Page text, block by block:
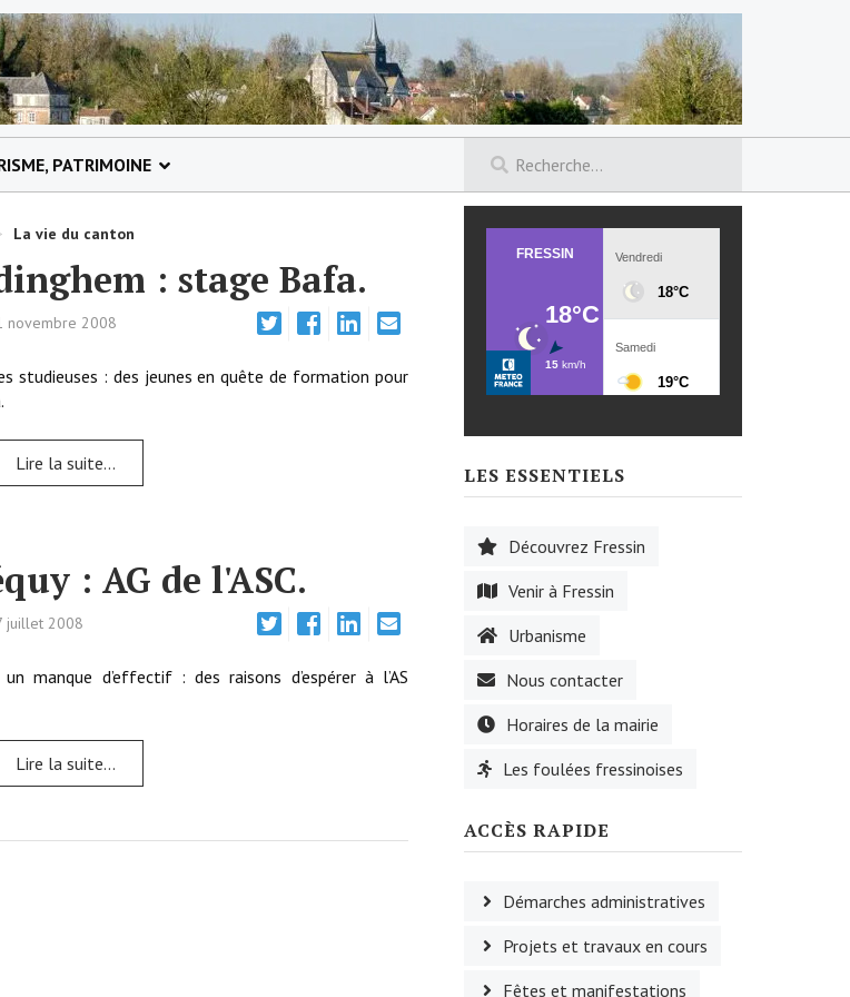
PATRIMOINE
La vie du canton
: stage Bafa.
novembre 2008
studieuses : des jeunes en quête de formation pour
Lire la suite...
: AG de l'ASC.
juillet 2008
manque d’effectif : des raisons d’espérer à l’AS
Lire la suite...
LES ESSENTIELS
Découvrez Fressin
Venir à Fressin
Urbanisme
Nous contacter
Horaires de la mairie
Les foulées fressinoises
ACCÈS RAPIDE
Démarches administratives
Projets et travaux en cours
Fêtes et manifestations